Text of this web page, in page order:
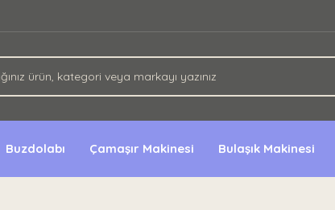
Buzdolabı Çamaşır Makinesi Bulaşık Makinesi